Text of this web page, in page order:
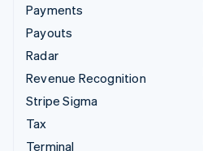
Payments
Payouts
Radar
Revenue Recognition
Stripe Sigma
Tax
Terminal